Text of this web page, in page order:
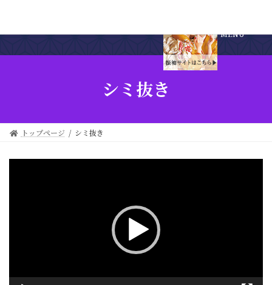
MENU
シミ抜き
トップページ シミ抜き